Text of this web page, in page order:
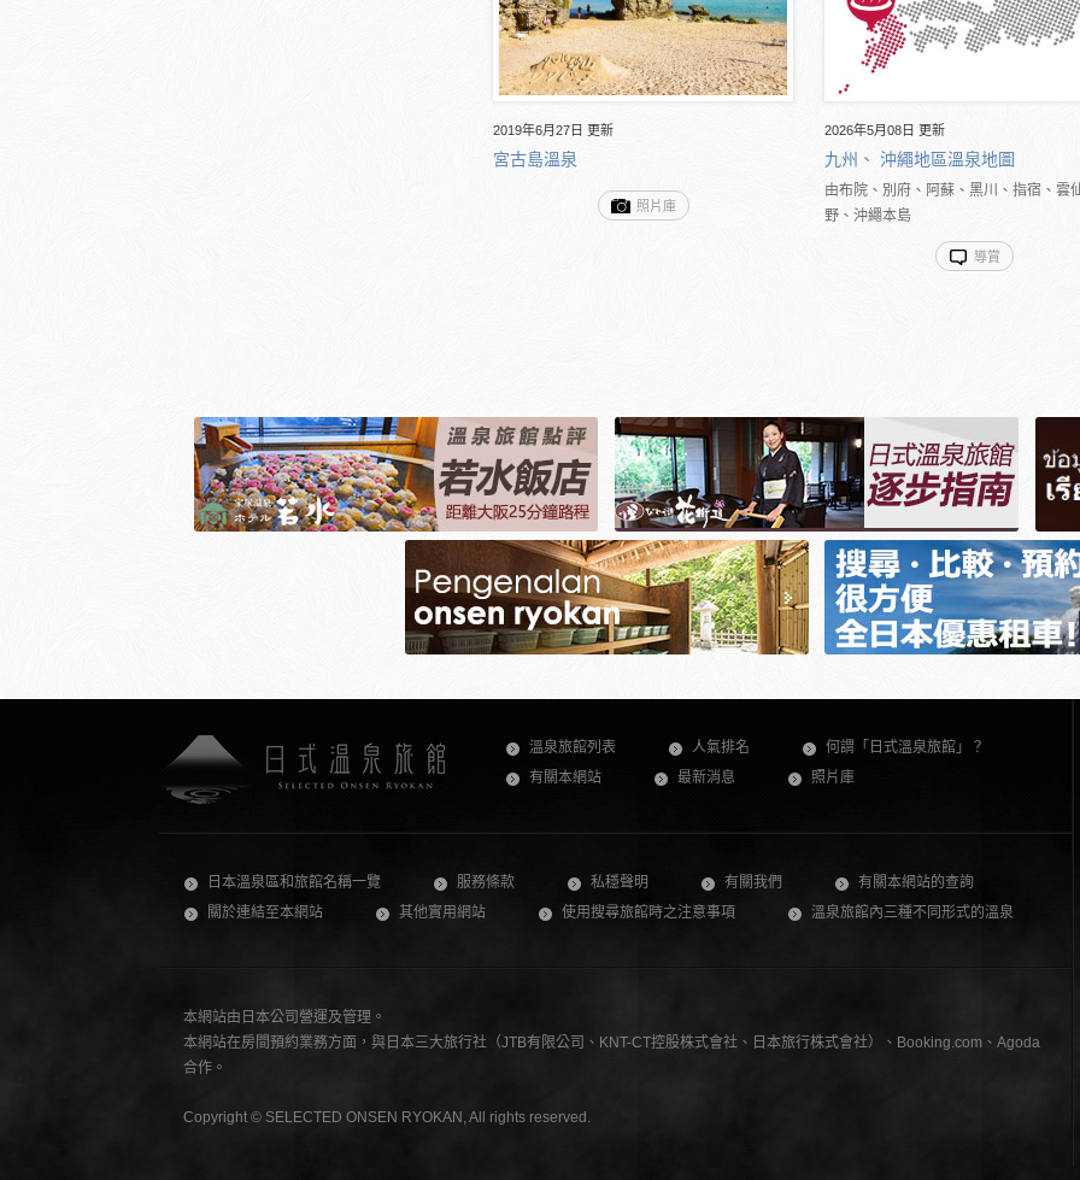
2019年6月27日 更新
宮古島溫泉
照片庫
2026年5月08日 更新
九州、 沖繩地區溫泉地圖
由布院、別府、阿蘇、黑川、指宿、雲
野、沖繩本島
導賞
溫泉旅館列表 人氣排名
何謂「日式溫泉旅館」？
有關本網站
最新消息 照片庫
日本溫泉區和旅館名稱一覽 服務條款 私穩聲明 有關我們
有關本網站的查詢
關於連結至本網站
其他實用網站 使用搜尋旅館時之注意事項 溫泉旅館內三種不同形式的溫泉
本網站由日本公司營運及管理。
本網站在房間預約業務方面，與日本三大旅行社（JTB有限公司、KNT-CT控股株式會社、日本旅行株式會社）、Booking.com、Agoda
合作。
Copyright © SELECTED ONSEN RYOKAN, All rights reserved.